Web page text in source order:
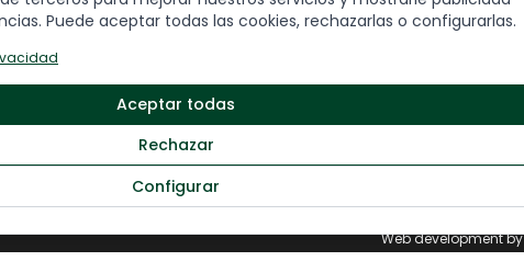
Grandes destinos
Viajes destacados
Salidas especiales
Formulario
Web development by
Puede aceptar todas las cookies, rechazarlas o configurarlas.
Aceptar todas
Rechazar
Configurar